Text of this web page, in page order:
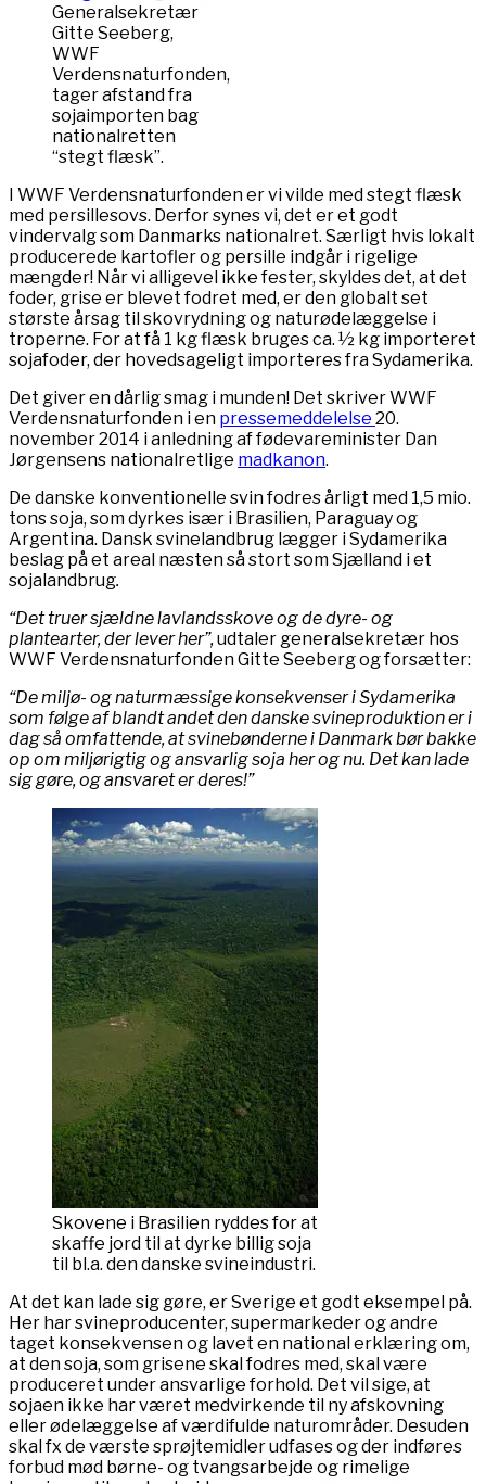
Generalsekretær
Gitte Seeberg,
WWF
Verdensnaturfonden,
tager afstand fra
sojaimporten bag
nationalretten
“stegt flæsk”.
I WWF Verdensnaturfonden er vi vilde med stegt flæsk
med persillesovs. Derfor synes vi, det er et godt
vindervalg som Danmarks nationalret. Særligt hvis lokalt
producerede kartofler og persille indgår i rigelige
mængder! Når vi alligevel ikke fester, skyldes det, at det
foder, grise er blevet fodret med, er den globalt set
største årsag til skovrydning og naturødelæggelse i
troperne. For at få 1 kg flæsk bruges ca. ½ kg importeret
sojafoder, der hovedsageligt importeres fra Sydamerika.
Det giver en dårlig smag i munden! Det skriver WWF
Verdensnaturfonden i en pressemeddelelse 20.
november 2014 i anledning af fødevareminister Dan
Jørgensens nationalretlige madkanon.
De danske konventionelle svin fodres årligt med 1,5 mio.
tons soja, som dyrkes især i Brasilien, Paraguay og
Argentina. Dansk svinelandbrug lægger i Sydamerika
beslag på et areal næsten så stort som Sjælland i et
sojalandbrug.
“Det truer sjældne lavlandsskove og de dyre- og
plantearter, der lever her”,udtaler generalsekretær hos
WWF Verdensnaturfonden Gitte Seeberg og forsætter:
“De miljø- og naturmæssige konsekvenser i Sydamerika
som følge af blandt andet den danske svineproduktion er i
dag så omfattende, at svinebønderne i Danmark bør bakke
op om miljørigtig og ansvarlig soja her og nu. Det kan lade
sig gøre, og ansvaret er deres!”
Skovene i Brasilien ryddes for at
skaffe jord til at dyrke billig soja
til bl.a. den danske svineindustri.
At det kan lade sig gøre, er Sverige et godt eksempel på.
Her har svineproducenter, supermarkeder og andre
taget konsekvensen og lavet en national erklæring om,
at den soja, som grisene skal fodres med, skal være
produceret under ansvarlige forhold. Det vil sige, at
sojaen ikke har været medvirkende til ny afskovning
eller ødelæggelse af værdifulde naturområder. Desuden
skal fx de værste sprøjtemidler udfases og der indføres
forbud mød børne- og tvangsarbejde og rimelige